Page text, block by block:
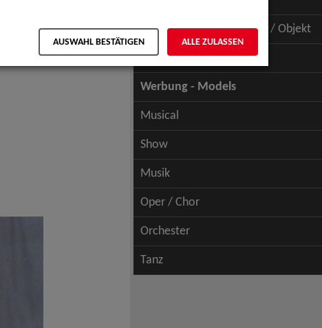
Schauspiel - Figur / Puppe / Objekt
Werbung - Talents
Werbung - Models
Musical
Show
Musik
Oper / Chor
Orchester
Tanz
AUSWAHL BESTÄTIGEN ALLE ZULASSEN